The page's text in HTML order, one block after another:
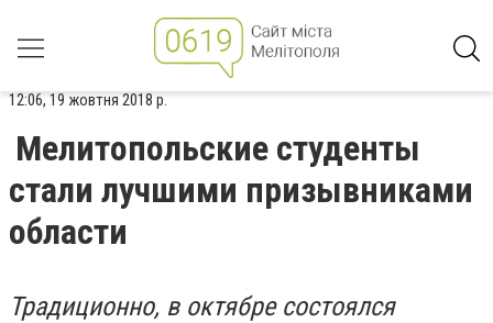
12:06, 19 жовтня 2018 р.
Мелитопольские студенты
стали лучшими призывниками
области
Традиционно, в октябре состоялся